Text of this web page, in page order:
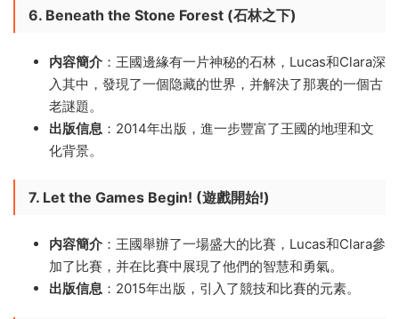
6. Beneath the Stone Forest (石林之下)
内容簡介 ：王國邊緣有一片神秘的石林，Lucas和Clara深
入其中，發現了一個隐藏的世界，并解決了那裏的一個古
老謎題。
出版信息 ：2014年出版，進一步豐富了王國的地理和文
化背景。
7. Let the Games Begin! (遊戲開始!)
内容簡介 ：王國舉辦了一場盛大的比賽，Lucas和Clara參
加了比賽，并在比賽中展現了他們的智慧和勇氣。
出版信息 ：2015年出版，引入了競技和比賽的元素。